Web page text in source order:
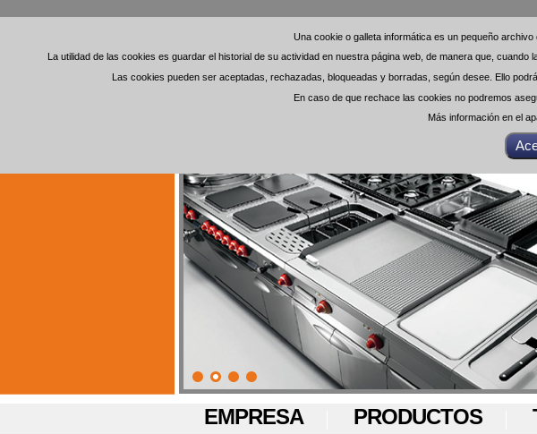
Una cookie o galleta informática es un pequeño
La utilidad de las cookies es guardar el historial de su actividad en nuestra página web, de manera que,
Las cookies pueden ser aceptadas, rechazadas, bloqueadas y borradas, según desee. Ello
En caso de que rechace las cookies no podremos
Más información en el
Una cookie o galleta informática es un pequeño
La utilidad de las cookies es guardar el historial de su actividad en nuestra página web, de manera que,
Las cookies pueden ser aceptadas, rechazadas, bloqueadas y borradas, según desee. Ello
En caso de que rechace las cookies no podremos
Más información en el
EMPRESA PRODUCTOS